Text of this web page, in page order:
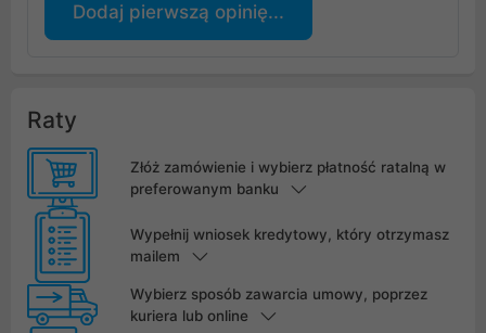
Dodaj pierwszą opinię...
Raty
Złóż zamówienie i wybierz płatność ratalną w
preferowanym banku
Wypełnij wniosek kredytowy, który otrzymasz
mailem
Wybierz sposób zawarcia umowy, poprzez
kuriera lub online